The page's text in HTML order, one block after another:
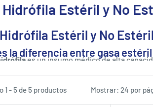
Hidrófila Estéril y No
Estéril y No
es un insumo médico de alta
deformatos estériles y no estériles
la diferencia entre gasa
está libre de microorganismos y se
se usa la gasa hidrófila?
1 - 5 de 5 productos Mostrar: 24 por